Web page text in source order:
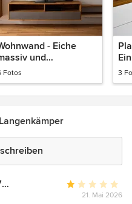
- Eiche
und
Fotos 3
Houzz-Nutzer 448345789
Bewertung:
21. Mai 2026